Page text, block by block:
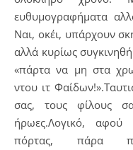
ευθυμογραφήματα
Ναι, οκέι, υπάρχουν
αλλά κυρίως
«πάρτα να μη στα
ντου ιτ
σας, τους φίλους
ήρωες.Λογικό, αφού
πόρτας, πάρα